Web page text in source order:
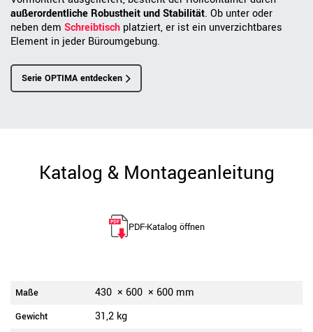
außerordentliche Robustheit und Stabilität. Ob unter oder
neben dem Schreibtisch platziert, er ist ein unverzichtbares
Element in jeder Büroumgebung.
Serie OPTIMA entdecken
Katalog & Montageanleitung
PDF-Katalog öffnen
Maße 430 × 600 × 600 mm
Gewicht 31,2 kg